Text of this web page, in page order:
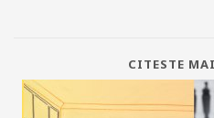
CITESTE